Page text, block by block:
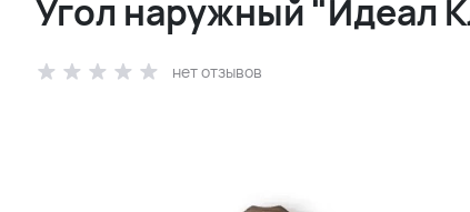
Угол наружный "Идеал
нет отзывов